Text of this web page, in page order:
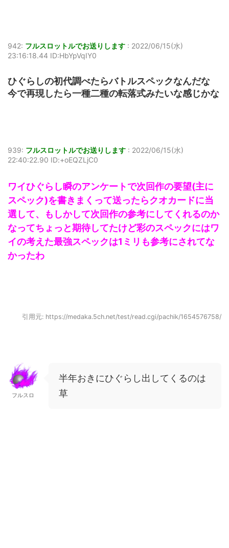
942: フルスロットルでお送りします : 2022/06/15(水)
23:16:18.44 ID:HbYpVqIY0
ひぐらしの初代調べたらバトルスペックなんだな
今で再現したら一種二種の転落式みたいな感じかな
939: フルスロットルでお送りします : 2022/06/15(水)
22:40:22.90 ID:+oEQZLjC0
ワイひぐらし瞬のアンケートで次回作の要望(主に
スペック)を書きまくって送ったらクオカードに当
選して、もしかして次回作の参考にしてくれるのか
なってちょっと期待してたけど彩のスペックにはワ
イの考えた最強スペックは1ミリも参考にされてな
かったわ
引用元: https://medaka.5ch.net/test/read.cgi/pachik/1654576758/
フルスロ
半年おきにひぐらし出してくるのは
草